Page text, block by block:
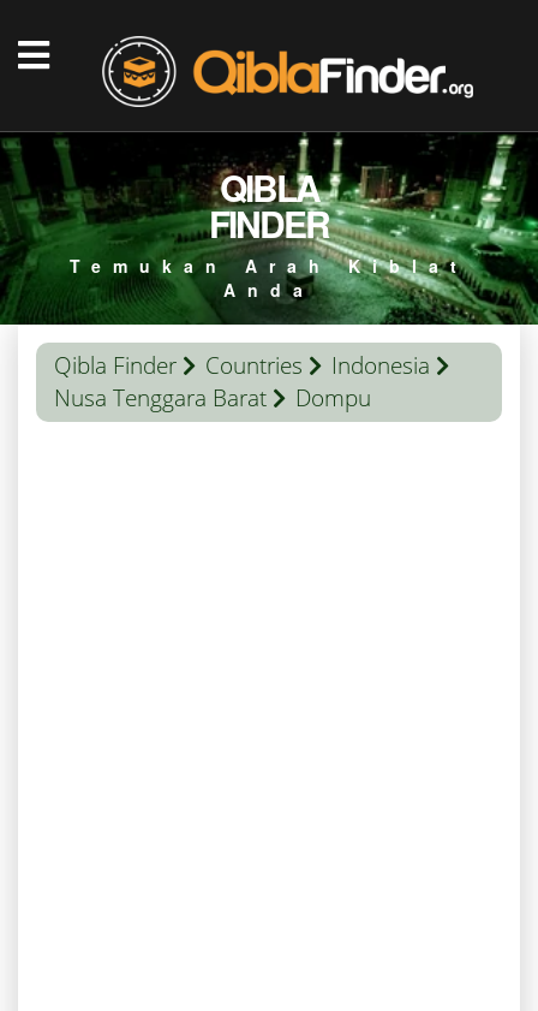
QIBLA
FINDER
Temukan Arah Kiblat
Anda
Qibla Finder Countries
Indonesia
Nusa Tenggara Barat
Dompu